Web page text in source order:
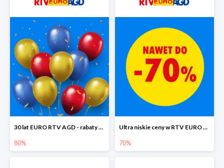
30 lat EURO RTV AGD - rabaty do -80%
80%
Ultra niskie ceny w RTV EURO AGD do -70%
70%